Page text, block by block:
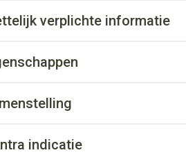
verplichte informatie
indicatie